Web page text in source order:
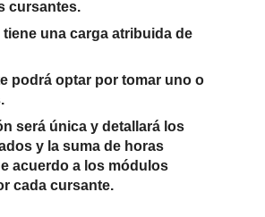
cursantes.
una carga atribuida de
podrá optar por tomar uno o
será única y detallará los
y la suma de horas
acuerdo a los módulos
cada cursante.